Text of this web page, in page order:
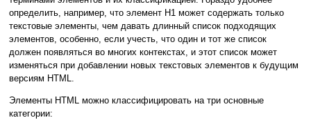
определить, например, что элемент H1 может содержать только
текстовые элементы, чем давать длинный список подходящих
элементов, особенно, если учесть, что один и тот же список
должен появляться во многих контекстах, и этот список может
изменяться при добавлении новых текстовых элементов к будущим
версиям HTML.
Элементы HTML можно классифицировать на три основные
категории: